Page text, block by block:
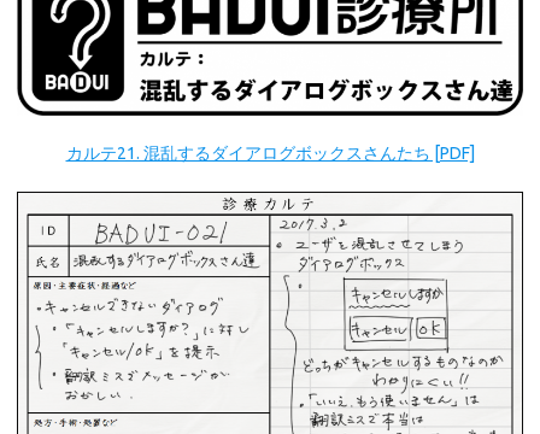
カルテ21. 混乱するダイアログボックスさんたち [PDF]